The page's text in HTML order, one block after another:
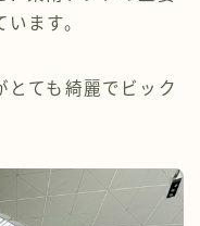
います。
とても綺麗でビック